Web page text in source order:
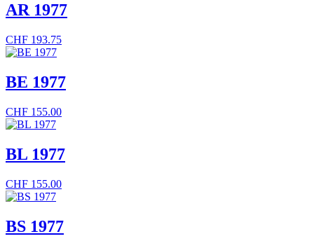
AR 1977
CHF 193.75
BE 1977
CHF 155.00
BL 1977
CHF 155.00
BS 1977